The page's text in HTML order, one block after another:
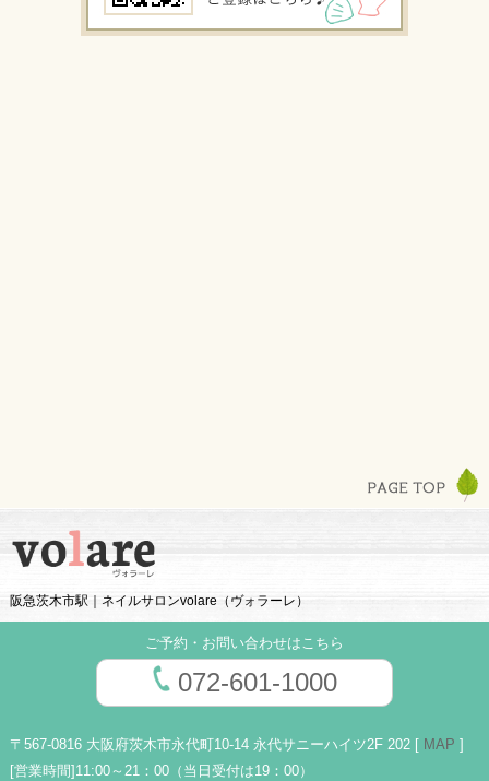
阪急茨木市駅｜ネイルサロンvolare（ヴォラーレ）
ご予約・お問い合わせはこちら
072-601-1000
〒567-0816 大阪府茨木市永代町10-14 永代サニーハイツ2F 202 [ MAP ]
[営業時間] 11:00～21：00（当日受付は19：00）